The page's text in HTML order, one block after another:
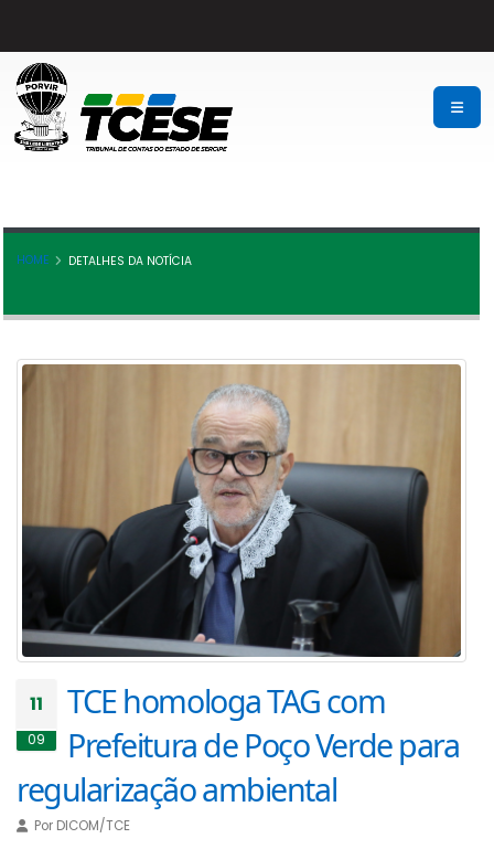
HOME DETALHES DA NOTÍCIA
11
09
TCE homologa TAG com
Prefeitura de Poço Verde para
regularização ambiental
Por DICOM/TCE